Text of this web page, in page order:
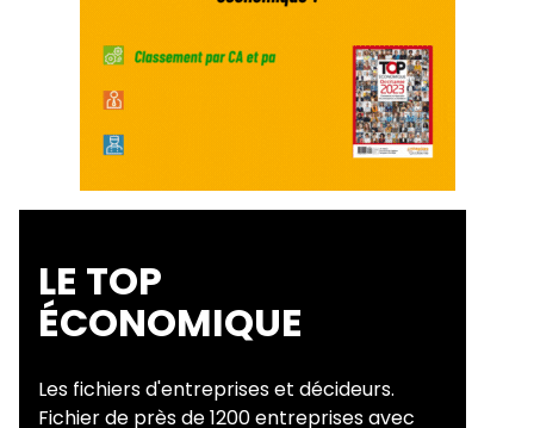
LE TOP
ÉCONOMIQUE
Les fichiers d'entreprises et décideurs.
Fichier de près de 1200 entreprises avec